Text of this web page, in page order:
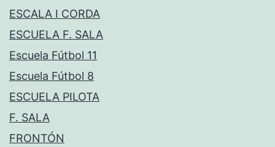
ESCALA I CORDA
ESCUELA F. SALA
Escuela Fútbol 11
Escuela Fútbol 8
ESCUELA PILOTA
F. SALA
FRONTÓN